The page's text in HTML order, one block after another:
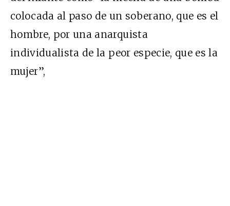
colocada al paso de un soberano, que es el
hombre, por una anarquista
individualista de la peor especie, que es la
mujer”,